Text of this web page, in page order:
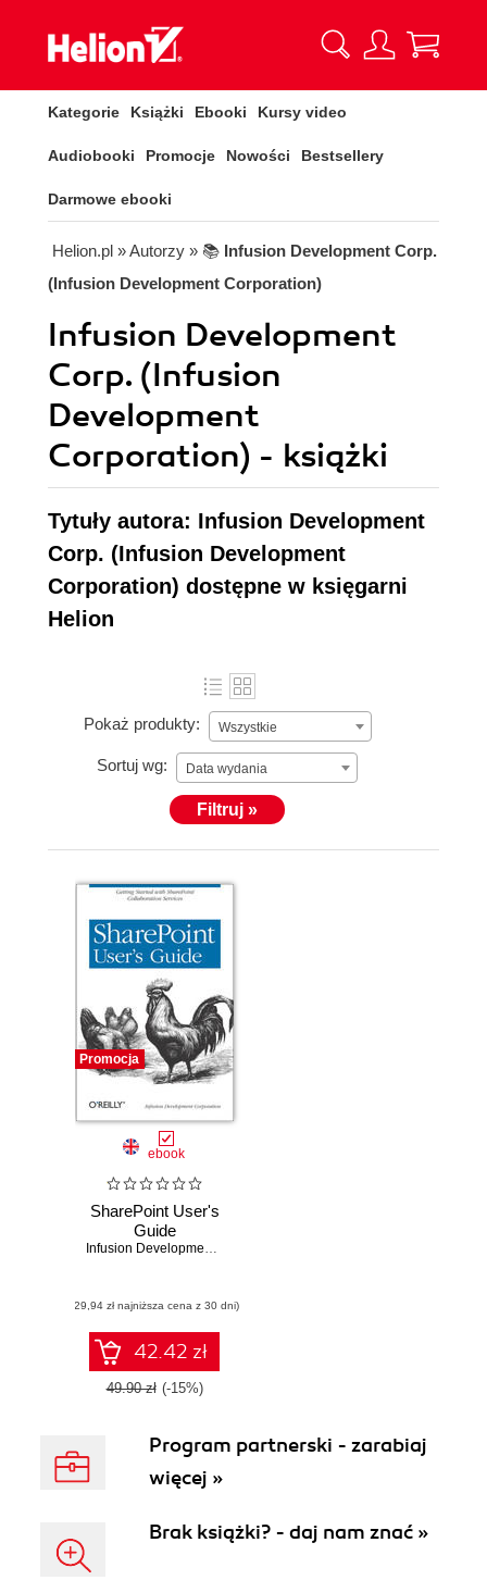
Kategorie Książki Ebooki Kursy video
Audiobooki Promocje Nowości Bestsellery
Darmowe ebooki
Helion.pl » Autorzy » 📚 Infusion Development Corp.
(Infusion Development Corporation)
Infusion Development
Corp. (Infusion
Development
Corporation) - książki
Tytuły autora: Infusion Development
Corp. (Infusion Development
Corporation) dostępne w księgarni
Helion
Pokaż produkty: Wszystkie
Sortuj wg: Data wydania
Filtruj »
Promocja
ebook
SharePoint User's
Guide
Infusion Development Corp. (Infusion Development Corporation)
(29,94 zł najniższa cena z 30 dni)
42.42 zł
49.90 zł (-15%)
Program partnerski - zarabiaj
więcej »
Brak książki? - daj nam znać »